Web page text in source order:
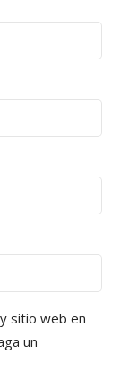
sitio web en
un